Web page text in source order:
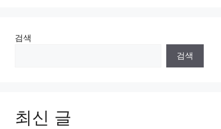
검색
검색
최신 글